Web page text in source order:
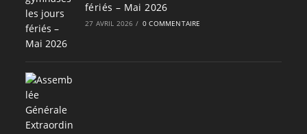
fériés – Mai 2026
27 AVRIL 2026 / 0 COMMENTAIRE